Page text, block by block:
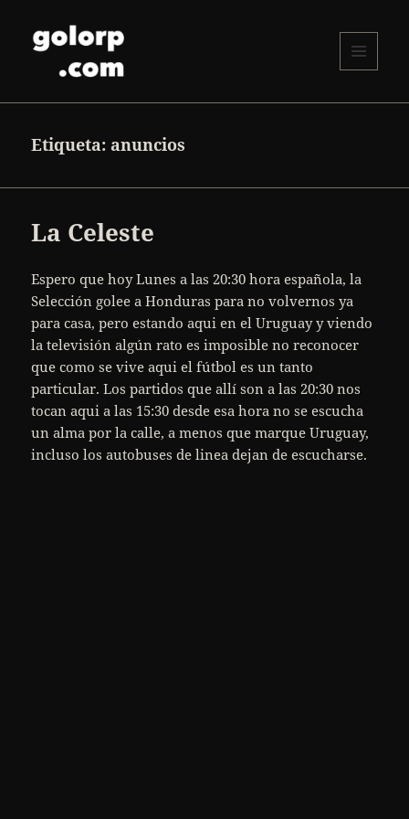
WIDGETS
Etiqueta: anuncios
La Celeste
Espero que hoy Lunes a las 20:30 hora española, la
Selección golee a Honduras para no volvernos ya
para casa, pero estando aqui en el Uruguay y viendo
la televisión algún rato es imposible no reconocer
que como se vive aqui el fútbol es un tanto
particular. Los partidos que allí son a las 20:30 nos
tocan aqui a las 15:30 desde esa hora no se escucha
un alma por la calle, a menos que marque Uruguay,
incluso los autobuses de linea dejan de escucharse.